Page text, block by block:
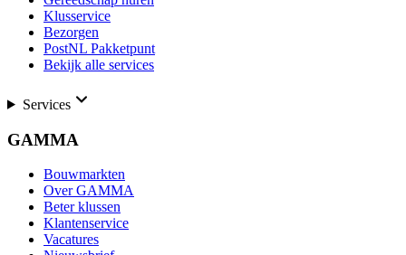
Klusservice
Bezorgen
PostNL Pakketpunt
Bekijk alle services
Services
GAMMA
Bouwmarkten
Over GAMMA
Beter klussen
Klantenservice
Vacatures